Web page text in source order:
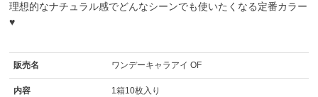
理想的なナチュラル感でどんなシーンでも使いたくなる定番カラー
♥
販売名 ワンデーキャラアイ OF
内容 1箱10枚入り